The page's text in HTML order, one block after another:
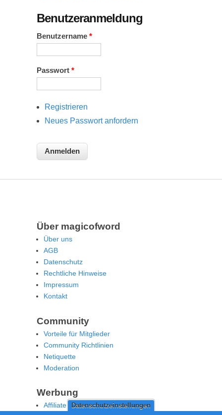
Datenschutzeinstellungen
Benutzeranmeldung
Benutzername *
Passwort *
Registrieren
Neues Passwort anfordern
Über magicofword
Über uns
AGB
Datenschutz
Rechtliche Hinweise
Impressum
Kontakt
Community
Vorteile für Mitglieder
Community Richtlinien
Netiquette
Moderation
Werbung
Affiliate Offenlegung